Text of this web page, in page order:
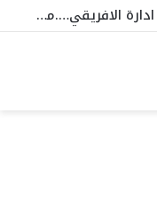
انتداب جديد رسمي ذكي جدا من ادارة الافريقي….مفاجآت آخر لحظة …وحفل فني ضخم على مسرح قرطاج في هذا الموعد …